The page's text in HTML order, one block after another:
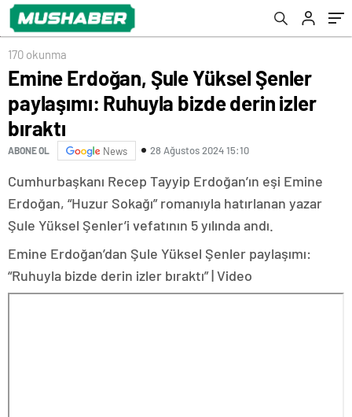
170 okunma
Emine Erdoğan, Şule Yüksel Şenler
paylaşımı: Ruhuyla bizde derin izler
bıraktı
ABONE OL News 28 Ağustos 2024 15:10
Cumhurbaşkanı Recep Tayyip Erdoğan’ın eşi Emine
Erdoğan, “Huzur Sokağı” romanıyla hatırlanan yazar
Şule Yüksel Şenler’i vefatının 5 yılında andı.
Emine Erdoğan’dan Şule Yüksel Şenler paylaşımı:
“Ruhuyla bizde derin izler bıraktı” | Video